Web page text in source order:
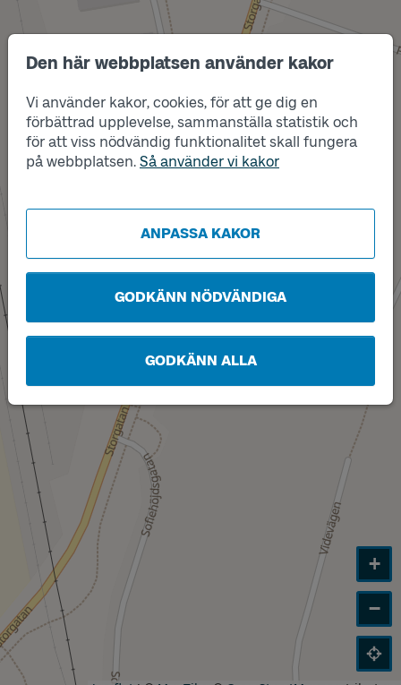
Den här webbplatsen använder kakor
Vi använder kakor, cookies, för att ge dig en
förbättrad upplevelse, sammanställa statistik och
för att viss nödvändig funktionalitet skall fungera
på webbplatsen. Så använder vi kakor
ANPASSA KAKOR
GODKÄNN NÖDVÄNDIGA
GODKÄNN ALLA
Läge
A
Läge
B
+
−